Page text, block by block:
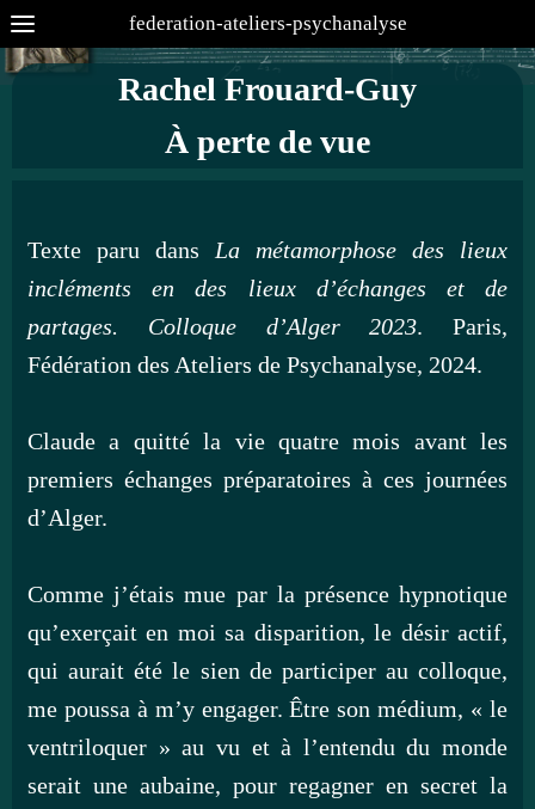
federation-ateliers-psychanalyse
Rachel Frouard-Guy
À perte de vue
Texte paru dans La métamorphose des lieux
incléments en des lieux d’échanges et de
partages. Colloque d’Alger 2023. Paris,
Fédération des Ateliers de Psychanalyse, 2024.
Claude a quitté la vie quatre mois avant les
premiers échanges préparatoires à ces journées
d’Alger.
Comme j’étais mue par la présence hypnotique
qu’exerçait en moi sa disparition, le désir actif,
qui aurait été le sien de participer au colloque,
me poussa à m’y engager. Être son médium, « le
ventriloquer » au vu et à l’entendu du monde
serait une aubaine, pour regagner en secret la